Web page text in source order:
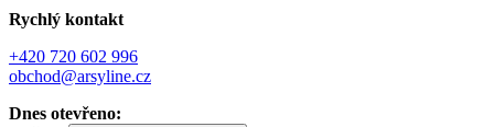
Rychlý kontakt
+420 720 602 996
obchod@arsyline.cz
Dnes otevřeno: